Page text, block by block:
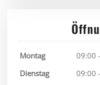
Montag
09:00
Dienstag
09:00